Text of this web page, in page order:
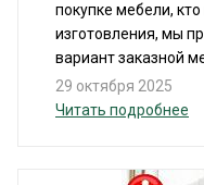
покупке мебели,
изготовления, мы
вариант заказной
29 октября 2025
Читать подробнее